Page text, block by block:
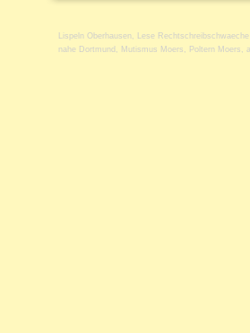
Lispeln Oberhausen Lese
nahe Dortmund
Mutismus Moers Poltern Moers